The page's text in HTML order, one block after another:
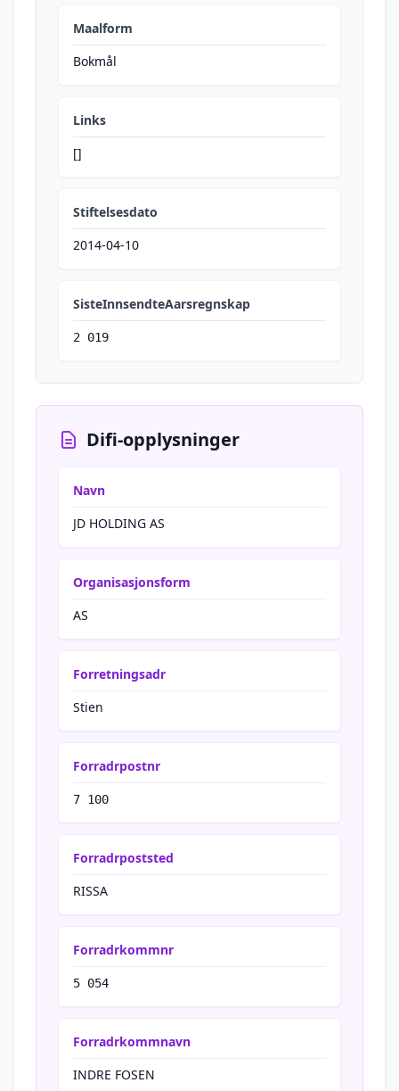
Maalform
Bokmål
Links
[]
Stiftelsesdato
2014-04-10
SisteInnsendteAarsregnskap
2 019
Difi-opplysninger
Navn
JD HOLDING AS
Organisasjonsform
AS
Forretningsadr
Stien
Forradrpostnr
7 100
Forradrpoststed
RISSA
Forradrkommnr
5 054
Forradrkommnavn
INDRE FOSEN